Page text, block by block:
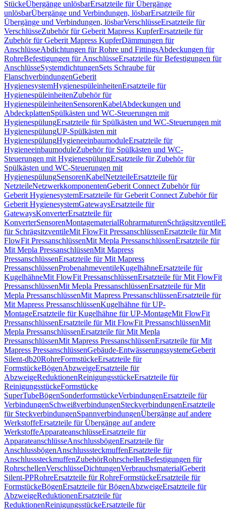
StückeÜbergänge unlösbarErsatzteile für Übergänge
unlösbarÜbergänge und Verbindungen, lösbarErsatzteile für
Übergänge und Verbindungen, lösbarVerschlüsseErsatzteile für
VerschlüsseZubehör für Geberit Mapress KupferErsatzteile für
Zubehör für Geberit Mapress KupferDämmungen für
AnschlüsseAbdichtungen für Rohre und FittingsAbdeckungen für
RohreBefestigungen für AnschlüsseErsatzteile für Befestigungen für
AnschlüsseSystemdichtungenSets Schraube für
FlanschverbindungenGeberit
HygienesystemHygienespüleinheitenErsatzteile für
HygienespüleinheitenZubehör für
HygienespüleinheitenSensorenKabelAbdeckungen und
AbdeckplattenSpülkästen und WC-Steuerungen mit
HygienespülungErsatzteile für Spülkästen und WC-Steuerungen mit
HygienespülungUP-Spülkästen mit
HygienespülungHygieneeinbaumoduleErsatzteile für
HygieneeinbaumoduleZubehör für Spülkästen und WC-
Steuerungen mit HygienespülungErsatzteile für Zubehör für
Spülkästen und WC-Steuerungen mit
HygienespülungSensorenKabelNetzteileErsatzteile für
NetzteileNetzwerkkomponentenGeberit Connect Zubehör für
Geberit HygienesystemErsatzteile für Geberit Connect Zubehör für
Geberit HygienesystemGatewaysErsatzteile für
GatewaysKonverterErsatzteile für
KonverterSensorenMontagematerialRohrarmaturenSchrägsitzventile
für SchrägsitzventileMit FlowFit PressanschlüssenErsatzteile für Mit
FlowFit PressanschlüssenMit Mepla PressanschlüssenErsatzteile für
Mit Mepla PressanschlüssenMit Mapress
PressanschlüssenErsatzteile für Mit Mapress
PressanschlüssenProbenahmeventileKugelhähneErsatzteile für
KugelhähneMit FlowFit PressanschlüssenErsatzteile für Mit FlowFit
PressanschlüssenMit Mepla PressanschlüssenErsatzteile für Mit
Mepla PressanschlüssenMit Mapress PressanschlüssenErsatzteile für
Mit Mapress PressanschlüssenKugelhähne für UP-
MontageErsatzteile für Kugelhähne für UP-MontageMit FlowFit
PressanschlüssenErsatzteile für Mit FlowFit PressanschlüssenMit
Mepla PressanschlüssenErsatzteile für Mit Mepla
PressanschlüssenMit Mapress PressanschlüssenErsatzteile für Mit
Mapress PressanschlüssenGebäude-EntwässerungssystemeGeberit
Silent-db20RohreFormstückeErsatzteile für
FormstückeBögenAbzweigeErsatzteile für
AbzweigeReduktionenReinigungsstückeErsatzteile für
ReinigungsstückeFormstücke
SuperTubeBögenSonderformstückeVerbindungenErsatzteile für
VerbindungenSchweißverbindungenSteckverbindungenErsatzteile
für SteckverbindungenSpannverbindungenÜbergänge auf andere
WerkstoffeErsatzteile für Übergänge auf andere
WerkstoffeApparateanschlüsseErsatzteile für
ApparateanschlüsseAnschlussbögenErsatzteile für
AnschlussbögenAnschlusssteckmuffenErsatzteile für
AnschlusssteckmuffenZubehörRohrschellenBefestigungen für
RohrschellenVerschlüsseDichtungenVerbrauchsmaterialGeberit
Silent-PPRohreErsatzteile für RohreFormstückeErsatzteile für
FormstückeBögenErsatzteile für BögenAbzweigeErsatzteile für
AbzweigeReduktionenErsatzteile für
ReduktionenReinigungsstückeErsatzteile für